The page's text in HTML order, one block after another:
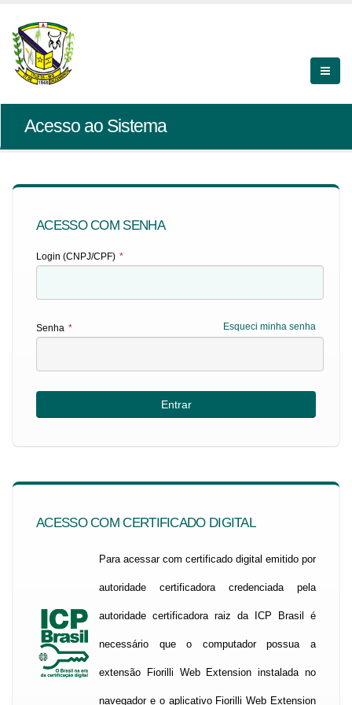
Acesso ao Sistema
ACESSO COM SENHA
Login (CNPJ/CPF) *
Esqueci minha senha
Senha *
ACESSO COM CERTIFICADO DIGITAL
Para acessar com certificado digital emitido por
autoridade certificadora credenciada pela
autoridade certificadora raiz da ICP Brasil é
necessário que o computador possua a
extensão Fiorilli Web Extension instalada no
navegador e o aplicativo Fiorilli Web Extension